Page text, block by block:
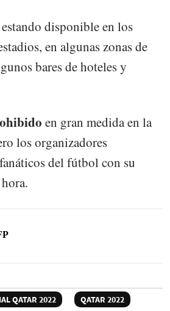
disponible en los
en algunas zonas de
bares de hoteles y
en gran medida en la
los organizadores
del fútbol con su
QATAR 2022
QATAR 2022